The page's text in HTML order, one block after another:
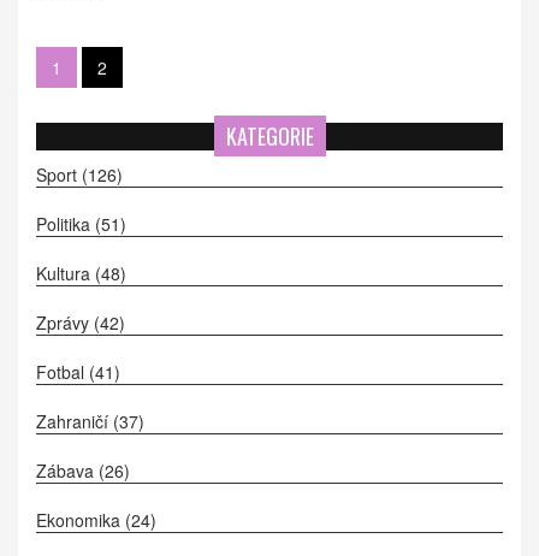
1 2
KATEGORIE
Sport (126)
Politika (51)
Kultura (48)
Zprávy (42)
Fotbal (41)
Zahraničí (37)
Zábava (26)
Ekonomika (24)